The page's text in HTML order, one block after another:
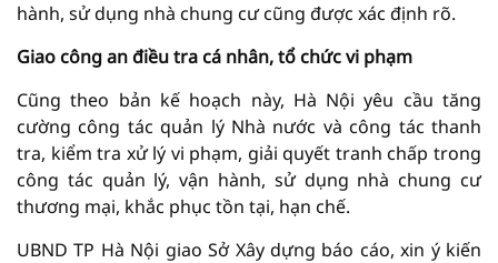
hành, sử dụng nhà chung cư cũng được xác định rõ.
Giao công an điều tra cá nhân, tổ chức vi phạm
Cũng theo bản kế hoạch này, Hà Nội yêu cầu tăng
cường công tác quản lý Nhà nước và công tác thanh
tra, kiểm tra xử lý vi phạm, giải quyết tranh chấp trong
công tác quản lý, vận hành, sử dụng nhà chung cư
thương mại, khắc phục tồn tại, hạn chế.
UBND TP Hà Nội giao Sở Xây dựng báo cáo, xin ý kiến